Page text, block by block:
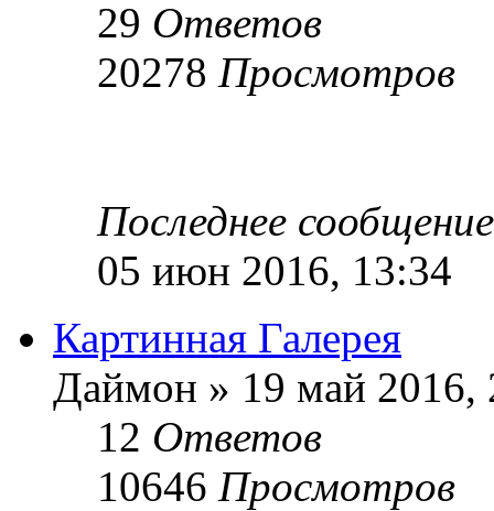
29 Ответов
20278 Просмотров
Последнее
05 июн 2016, 13:34
Картинная Галерея
Даймон » 19 май 2016,
12 Ответов
10646 Просмотров